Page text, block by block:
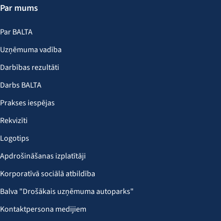
Par mums
Par BALTA
Uzņēmuma vadība
Darbības rezultāti
Darbs BALTA
Prakses iespējas
Rekvizīti
Logotips
Apdrošināšanas izplatītāji
Korporatīvā sociālā atbildība
Balva "Drošākais uzņēmuma autoparks"
Kontaktpersona medijiem